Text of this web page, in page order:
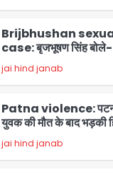
Brijbhushan
case: बृजभूषण सिंह
लौटूंगा, हुई चरित्र हत्या की
गांधी को बरगलाया गया, यौन
बैड टच’ का था मामला
jai hind janab
Patna violence:
युवक की मौत के बाद भड़की
फूंकीं 10 गाड़ियां, ट्रैफिक
बस भी जलाई, NH-30 जाम
jai hind janab